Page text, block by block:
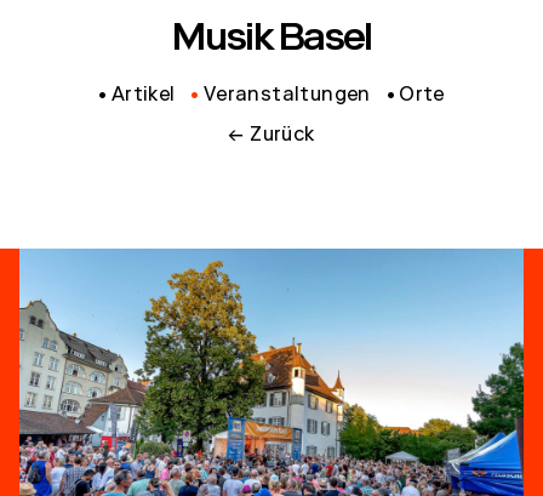
Musik Basel
Artikel Veranstaltungen Orte
← Zurück